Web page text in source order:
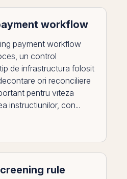
workflow
payment workflow
un control
de infrastructura folosit
ori reconciliere
pentru viteza
instructiunilor, con...
rule